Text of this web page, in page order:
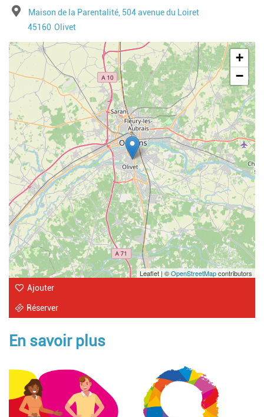
AdresseMaison de la Parentalité, 504 avenue du Loiret
Code postal
45160 Ville
Olivet
Geolocalisation
+
−
Leaflet | ©OpenStreetMapcontributors
Ajouter
Réserver
En savoir plus